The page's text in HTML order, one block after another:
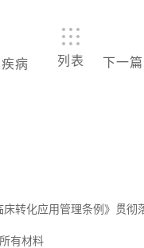
病
列表 下一篇
转化应用管理条例》贯彻
有材料